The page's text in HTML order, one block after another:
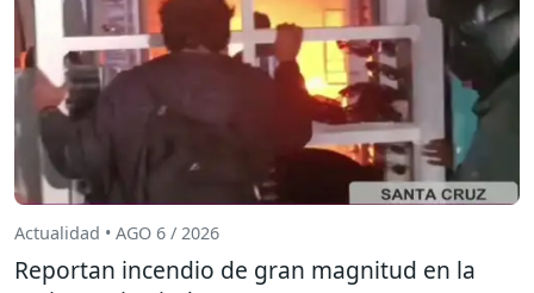
Actualidad • AGO 6 / 2026
Reportan incendio de gran magnitud en la